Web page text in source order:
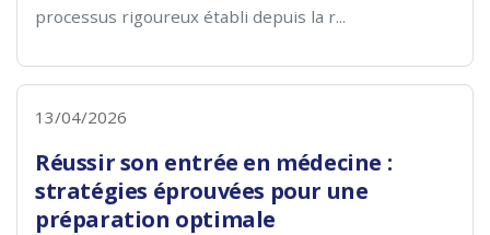
processus rigoureux établi depuis la r...
13/04/2026
Réussir son entrée en médecine :
stratégies éprouvées pour une
préparation optimale